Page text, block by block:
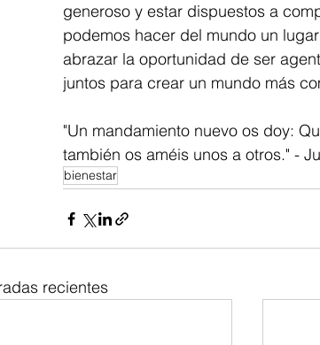
generoso y estar dispuestos a
podemos hacer del mundo un
abrazar la oportunidad de ser
juntos para crear un mundo más
"Un mandamiento nuevo os doy:
también os améis unos a otros." -
bienestar
recientes